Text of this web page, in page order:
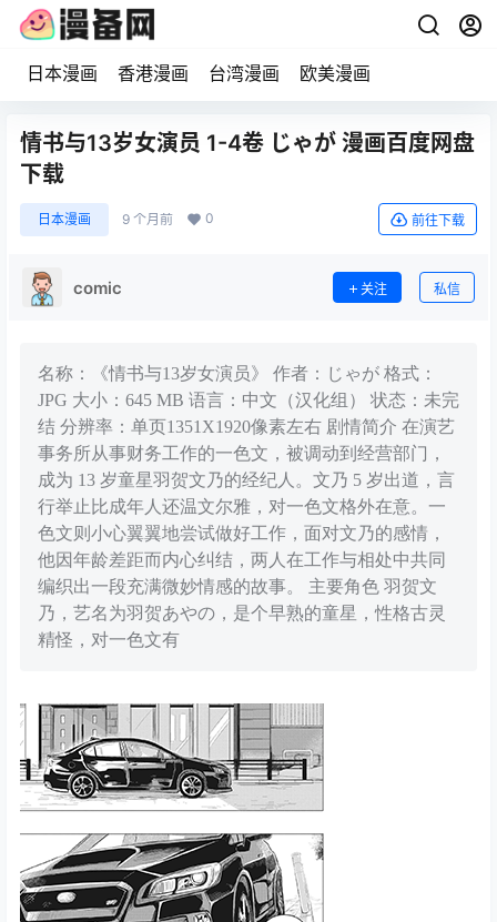
日本漫画 香港漫画 台湾漫画 欧美漫画
情书与13岁女演员 1-4卷 じゃが 漫画百度网盘
下载
日本漫画 9 个月前 0 前往下载
comic 关注 私信
名称：《情书与13岁女演员》 作者：じゃが 格式：
JPG 大小：645 MB 语言：中文（汉化组） 状态：未完
结 分辨率：单页1351X1920像素左右 剧情简介 在演艺
事务所从事财务工作的一色文，被调动到经营部门，
成为 13 岁童星羽贺文乃的经纪人。文乃 5 岁出道，言
行举止比成年人还温文尔雅，对一色文格外在意。一
色文则小心翼翼地尝试做好工作，面对文乃的感情，
他因年龄差距而内心纠结，两人在工作与相处中共同
编织出一段充满微妙情感的故事。 主要角色 羽贺文
乃，艺名为羽贺あやの，是个早熟的童星，性格古灵
精怪，对一色文有